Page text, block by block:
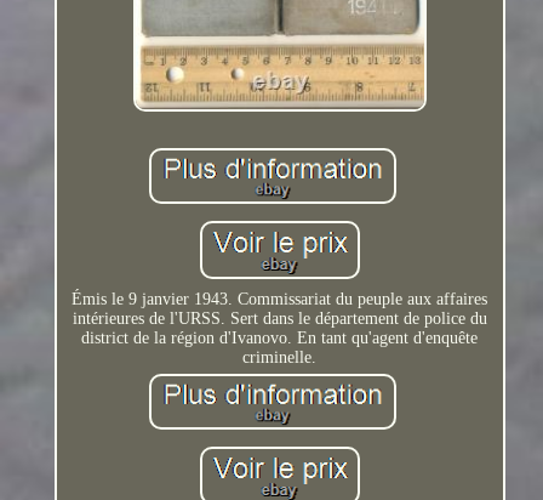
Émis le 9 janvier 1943. Commissariat du peuple aux affaires
intérieures de l'URSS. Sert dans le département de police du
district de la région d'Ivanovo. En tant qu'agent d'enquête
criminelle.